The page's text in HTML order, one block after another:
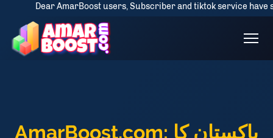
Dear AmarBoost users, Subscriber and tiktok service have
AmarBoost.com: پاکستان کا